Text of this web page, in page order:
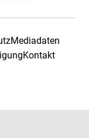
Mediadaten
Kontakt